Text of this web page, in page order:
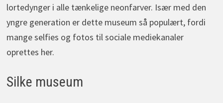
lortedynger i alle tænkelige neonfarver. Især med den
yngre generation er dette museum så populært, fordi
mange selfies og fotos til sociale mediekanaler
oprettes her.
Silke museum